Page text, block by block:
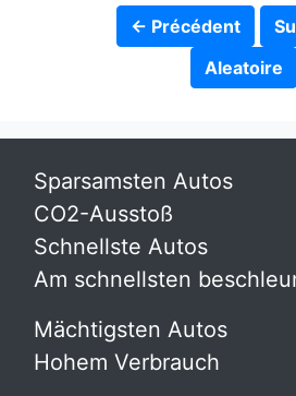
← Précédent
Aleatoire
Sparsamsten Autos
CO2-Ausstoß
Schnellste Autos
Am schnellsten
Mächtigsten Autos
Hohem Verbrauch